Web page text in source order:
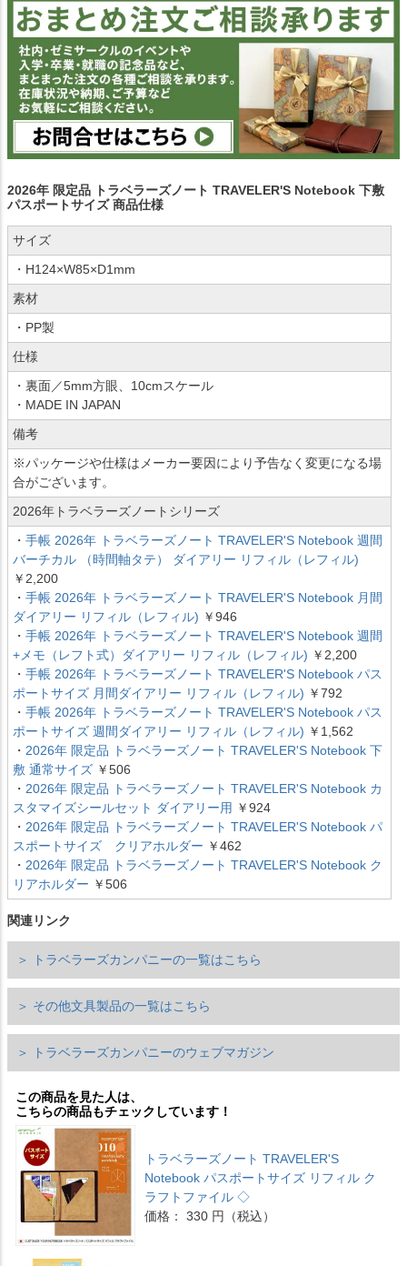
2026年 限定品 トラベラーズノート TRAVELER'S Notebook 下敷
パスポートサイズ 商品仕様
サイズ
・H124×W85×D1mm
素材
・PP製
仕様
・裏面／5mm方眼、10cmスケール
・MADE IN JAPAN
備考
※パッケージや仕様はメーカー要因により予告なく変更になる場
合がございます。
2026年トラベラーズノートシリーズ
・ 手帳 2026年 トラベラーズノート TRAVELER'S Notebook 週間
バーチカル （時間軸タテ） ダイアリー リフィル（レフィル)
￥2,200
・ 手帳 2026年 トラベラーズノート TRAVELER'S Notebook 月間
ダイアリー リフィル（レフィル) ￥946
・ 手帳 2026年 トラベラーズノート TRAVELER'S Notebook 週間
+メモ（レフト式）ダイアリー リフィル（レフィル) ￥2,200
・ 手帳 2026年 トラベラーズノート TRAVELER'S Notebook パス
ポートサイズ 月間ダイアリー リフィル（レフィル) ￥792
・ 手帳 2026年 トラベラーズノート TRAVELER'S Notebook パス
ポートサイズ 週間ダイアリー リフィル（レフィル) ￥1,562
・ 2026年 限定品 トラベラーズノート TRAVELER'S Notebook 下
敷 通常サイズ ￥506
・ 2026年 限定品 トラベラーズノート TRAVELER'S Notebook カ
スタマイズシールセット ダイアリー用 ￥924
・ 2026年 限定品 トラベラーズノート TRAVELER'S Notebook パ
スポートサイズ クリアホルダー ￥462
・ 2026年 限定品 トラベラーズノート TRAVELER'S Notebook ク
リアホルダー ￥506
関連リンク
＞ トラベラーズカンパニーの一覧はこちら
＞ その他文具製品の一覧はこちら
＞ トラベラーズカンパニーのウェブマガジン
この商品を見た人は、
こちらの商品もチェックしています！
トラベラーズノート TRAVELER'S
Notebook パスポートサイズ リフィル ク
ラフトファイル ◇
価格： 330 円（税込）